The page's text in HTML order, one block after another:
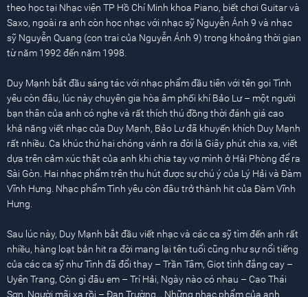
theo học tại Nhạc viện TP Hồ Chí Minh khoa Piano, biết chơi Guitar và
Saxo, ngoài ra anh còn học nhạc với nhạc sỹ Nguyễn Ánh 9 và nhạc
sỹ Nguyễn Quang (con trai của Nguyễn Ánh 9) trong khoảng thời gian
từ năm 1992 đến năm 1998.
Duy Mạnh bắt đầu sáng tác với nhạc phẩm đầu tiên với tên gọi Tình
yêu còn đâu, lúc này chuyên gia hòa âm phối khí Bảo Lư – một người
bạn thân của anh có nghe và rất thích thú đồng thời đánh giá cao
khả năng viết nhạc của Duy Mạnh, Bảo Lư đã khuyến khích Duy Mạnh
rất nhiều. Ca khúc thứ hai chóng vánh ra đời là Giây phút chia xa, viết
dựa trên cảm xúc thật của anh khi chia tay vợ mình ở Hải Phòng để ra
Sài Gòn. Hai nhạc phẩm trên thu hút được sự chú ý của Lý Hải và Đàm
Vĩnh Hưng. Nhạc phẩm Tình yêu còn đâu trở thành hit của Đàm Vĩnh
Hưng.
Sau lúc này, Duy Mạnh bắt đầu viết nhạc và các ca sỹ tìm đến anh rất
nhiều, hàng loạt bản hit ra đời mang lại tên tuổi cũng như sự nổi tiếng
của các ca sỹ như Tình đã đổi thay – Trần Tâm, Giọt tình đắng cay –
Uyên Trang, Còn gì đâu em – Trí Hải, Ngày nào có nhau – Cao Thái
Sơn, Người mãi xa rồi – Đan Trường… Những nhạc phẩm của anh